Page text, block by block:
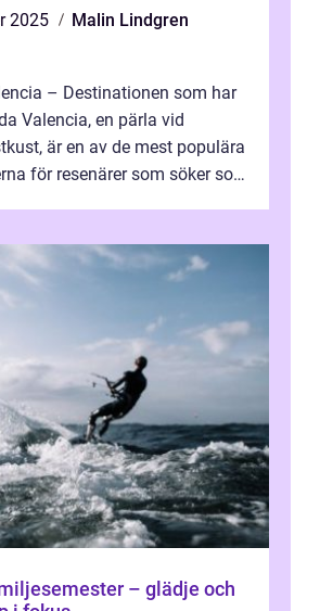
2025
Malin Lindgren
– Destinationen som har
Valencia, en pärla vid
är en av de mest populära
för resenärer som söker sol,
– glädje och